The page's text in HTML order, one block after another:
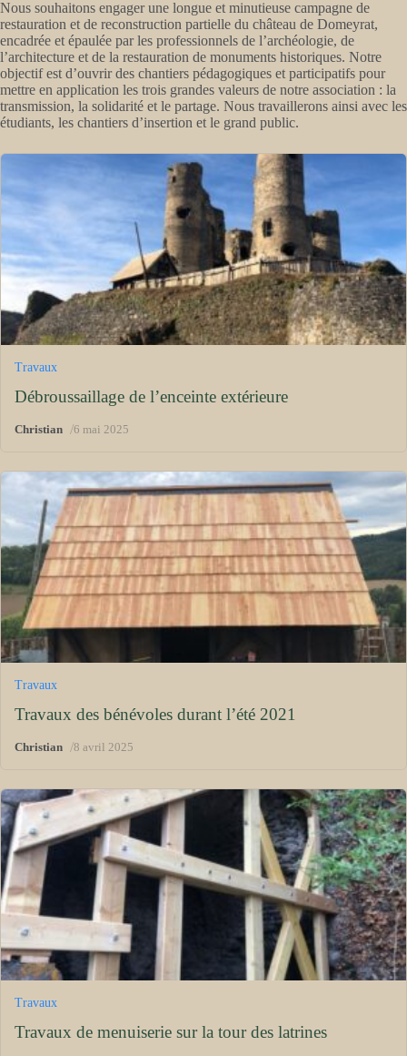
Nous souhaitons engager une longue et minutieuse campagne de
restauration et de reconstruction partielle du château de Domeyrat,
encadrée et épaulée par les professionnels de l’archéologie, de
l’architecture et de la restauration de monuments historiques. Notre
objectif est d’ouvrir des chantiers pédagogiques et participatifs pour
mettre en application les trois grandes valeurs de notre association : la
transmission, la solidarité et le partage. Nous travaillerons ainsi avec les
étudiants, les chantiers d’insertion et le grand public.
Travaux
Débroussaillage de l’enceinte extérieure
Christian /6 mai 2025
Travaux
Travaux des bénévoles durant l’été 2021
Christian /8 avril 2025
Travaux
Travaux de menuiserie sur la tour des latrines